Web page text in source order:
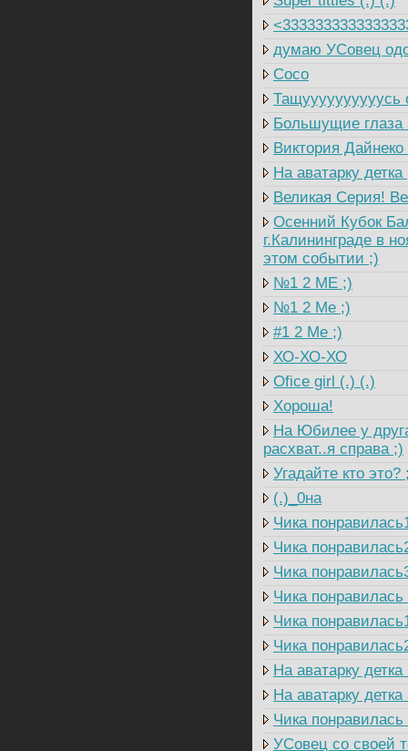
думаю УСовец
Coco
Тащуууууууууусь
Большущие глаза
Виктория
На аватарку детка
Великая Серия!
Осенний Кубок
г.Калининграде в
этом событии ;)
№1 2 ME ;)
№1 2 Me ;)
#1 2 Me ;)
ХО-ХО-ХО
Ofice girl (.) (.)
Хороша!
На Юбилее у
расхват..я справа ;)
Угадайте кто это?
(.)_0на
Чика
Чика
Чика
Чика
Чика
Чика
На аватарку детка
На аватарку детка
Чика понравилась
УСовец со своей